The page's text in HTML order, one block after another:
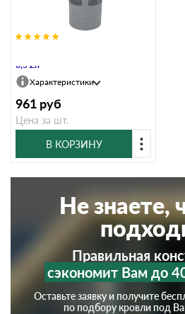
0,5 Zn
Характеристики
961 руб
Цена за шт.
В КОРЗИНУ
Не знаете,
Правильная
сэкономит Вам до
Оставьте заявку и получите
по подбору кровли под